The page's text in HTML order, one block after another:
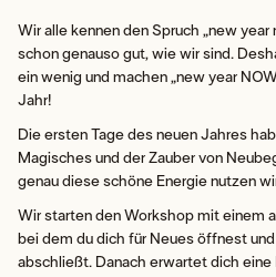
Wir alle kennen den Spruch „new year
schon genauso gut, wie wir sind.
ein wenig und machen „new year
Jahr!
Die ersten Tage des neuen Jahres
Magisches und der Zauber von
genau diese schöne Energie nutzen
Wir starten den Workshop mit einem
bei dem du dich für Neues öffnest
abschließt. Danach erwartet dich